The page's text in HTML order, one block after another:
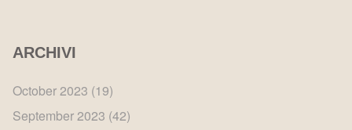
ARCHIVI
October 2023 (19)
September 2023 (42)